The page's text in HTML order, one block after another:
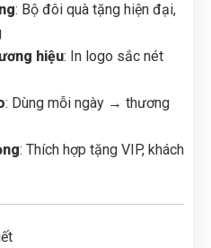
: Bộ đôi quà tặng hiện đại,
hiệu: In logo sắc nét
: Dùng mỗi ngày → thương
: Thích hợp tặng VIP, khách